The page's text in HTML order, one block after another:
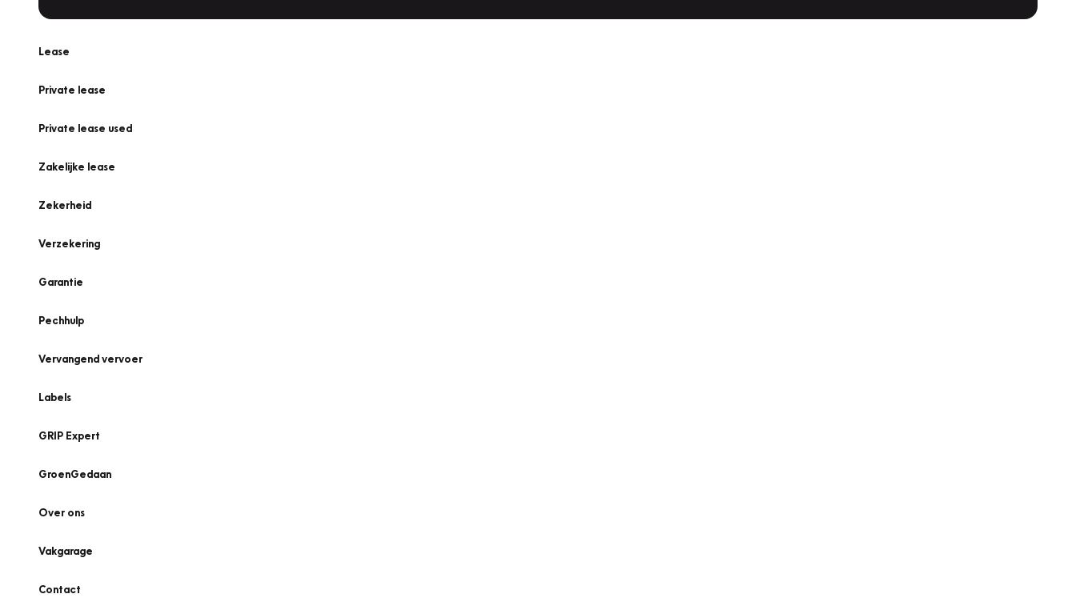
Lease
Private lease
Private lease used
Zakelijke lease
Zekerheid
Verzekering
Garantie
Pechhulp
Vervangend vervoer
Labels
GRIP Expert
GroenGedaan
Over ons
Vakgarage
Contact